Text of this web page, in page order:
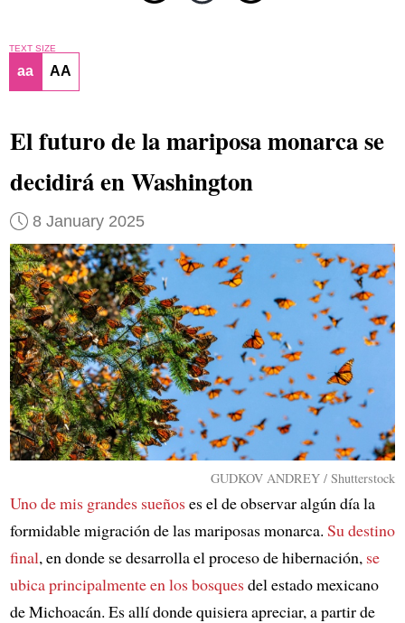
TEXT SIZE
aa AA
El futuro de la mariposa monarca se
decidirá en Washington
8 January 2025
GUDKOV ANDREY / Shutterstock
Uno de mis grandes sueñoses el de observar algún día la
formidable migración de las mariposas monarca. Su destino
final, en donde se desarrolla el proceso de hibernación, se
ubica principalmente en los bosquesdel estado mexicano
de Michoacán. Es allí donde quisiera apreciar, a partir de